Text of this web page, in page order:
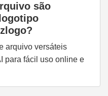
são
arquivo versáteis
para fácil uso online e